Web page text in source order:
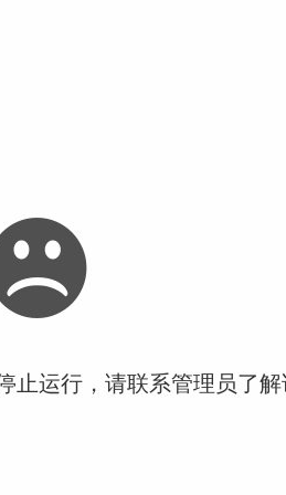
止运行，请联系管理员了